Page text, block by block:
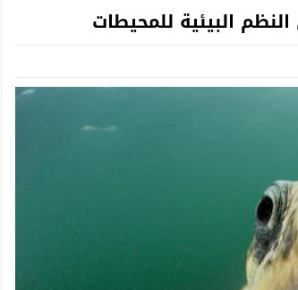
البيئية للمحيطات